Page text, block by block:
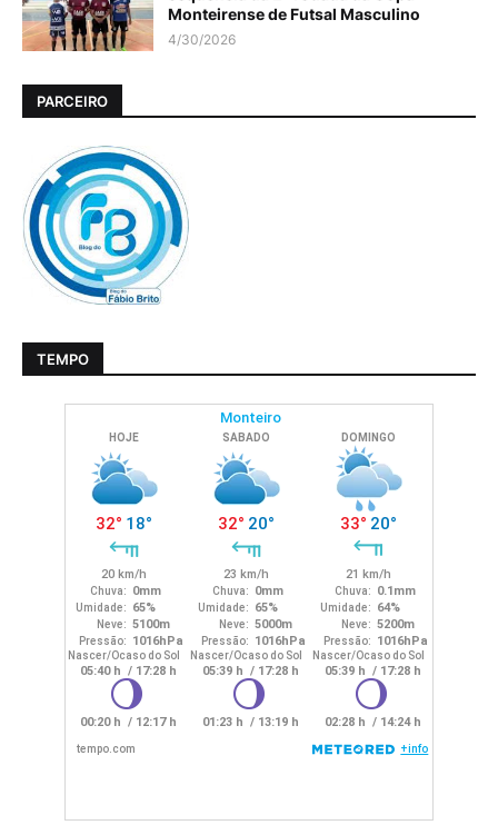
Monteirense de Futsal Masculino
4/30/2026
PARCEIRO
TEMPO